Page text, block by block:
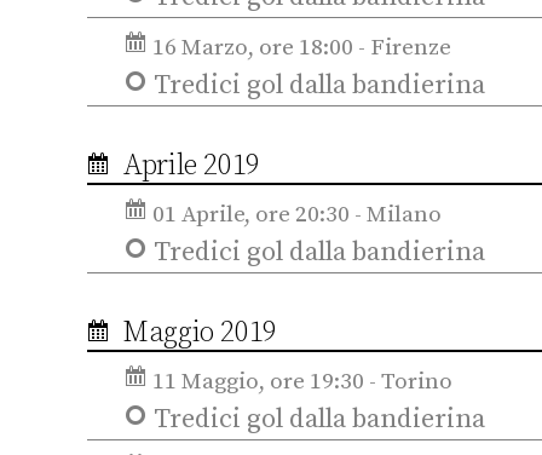
16 Marzo, ore 18:00 - Firenze
Tredici gol dalla bandierina
Aprile 2019
01 Aprile, ore 20:30 - Milano
Tredici gol dalla bandierina
Maggio 2019
11 Maggio, ore 19:30 - Torino
Tredici gol dalla bandierina